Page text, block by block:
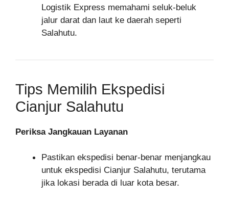
Logistik Express memahami seluk-beluk
jalur darat dan laut ke daerah seperti
Salahutu.
Tips Memilih Ekspedisi
Cianjur Salahutu
Periksa Jangkauan Layanan
Pastikan ekspedisi benar-benar menjangkau
untuk ekspedisi Cianjur Salahutu, terutama
jika lokasi berada di luar kota besar.